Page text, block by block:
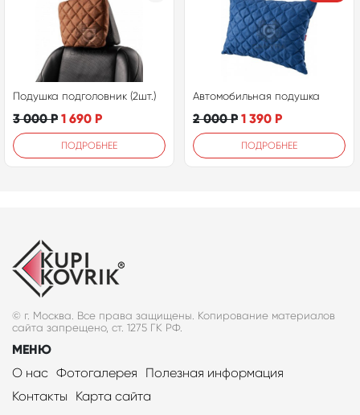
Подушка подголовник (2шт.)
3 000Р 1 690 Р
ПОДРОБНЕЕ
Автомобильная подушка
2 000Р 1 390 Р
ПОДРОБНЕЕ
© г. Москва. Все права защищены. Копирование материалов
сайта запрещено, ст. 1275 ГК РФ.
МЕНЮ
О нас Фотогалерея
Полезная информация
Контакты
Карта сайта